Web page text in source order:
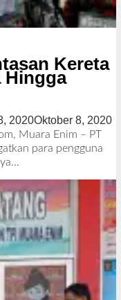
Kereta
Hingga
2020Oktober 8, 2020o
e
d
a
k
s
i
Muara Enim – PT
para pengguna